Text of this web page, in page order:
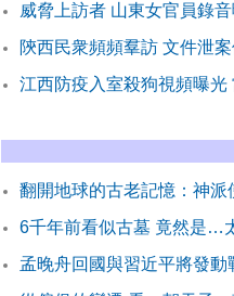
威脅上訪者 山東女官員錄
陝西民衆頻頻羣訪 文件泄
江西防疫入室殺狗視頻曝光
翻開地球的古老記憶：神派
6千年前看似古墓 竟然是…
孟晚舟回國與習近平將發動